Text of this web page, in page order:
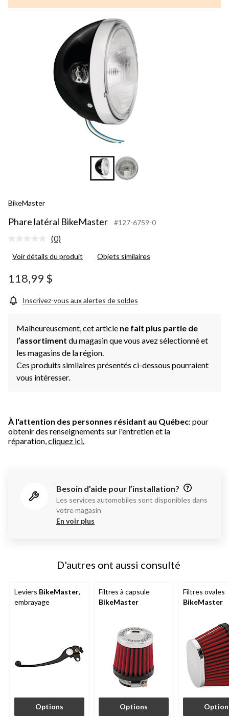
BikeMaster
Phare latéral BikeMaster #127-6759-0
Aucune
pour
produit.
Lien
la
même
(0)
Voir détails du produit Objets similaires
118,99 $
Inscrivez-vous aux alertes de soldes
Malheureusement, cet article ne fait plus partie de
l’assortiment du magasin que vous avez sélectionné et
les magasins de la région.
Ces produits similaires présentés ci-dessous pourraient
vous intéresser.
À l'attention des personnes résidant au Québec: pour
obtenir des renseignements sur l'entretien et la
réparation, cliquez ici.
Besoin d’aide pour l’installation?
Les services automobiles sont disponibles dans
votre magasin
En voir plus
D'autres ont aussi consulté
Leviers BikeMaster,
embrayage
Options
Filtres à capsule
BikeMaster
Options
Filtres ovales
BikeMaster